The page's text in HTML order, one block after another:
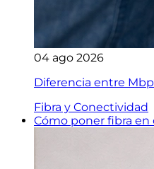
04 ago 2026
Diferencia entre
Fibra y Conectividad
Cómo poner fibra en